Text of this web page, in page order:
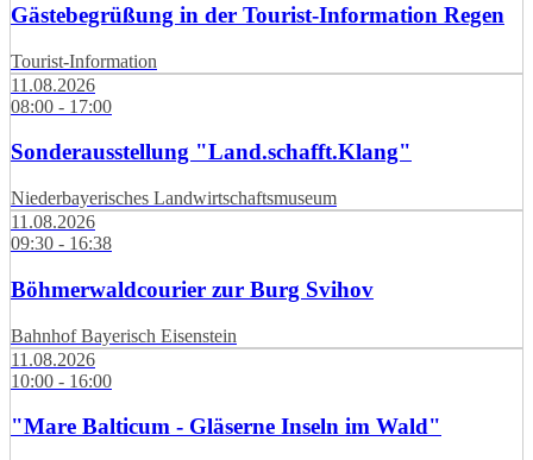
Gästebegrüßung in der Tourist-Information Regen
Tourist-Information
11.08.2026
08:00 - 17:00
Sonderausstellung "Land.schafft.Klang"
Niederbayerisches Landwirtschaftsmuseum
11.08.2026
09:30 - 16:38
Böhmerwaldcourier zur Burg Svihov
Bahnhof Bayerisch Eisenstein
11.08.2026
10:00 - 16:00
"Mare Balticum - Gläserne Inseln im Wald"